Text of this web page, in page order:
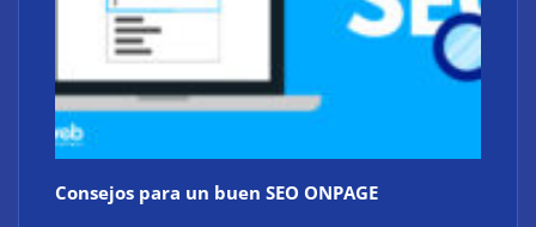
Consejos para un buen SEO ONPAGE